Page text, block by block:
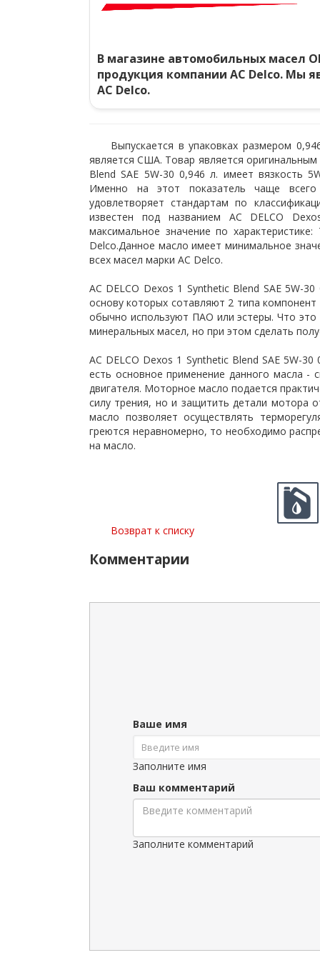
В магазине автомобильных масел
продукция компании AC Delco. Мы
AC Delco.
Выпускается в упаковках размером
является США. Товар является
Blend SAE 5W-30 0,946 л. имеет вязкость
Именно на этот показатель чаще
удовлетворяет стандартам по
известен под названием AC DELCO
максимальное значение по
Delco.Данное масло имеет минимальное
всех масел марки AC Delco.
AC DELCO Dexos 1 Synthetic Blend SAE 5W-
основу которых сотавляют 2 типа компонент
обычно используют ПАО или эстеры. Что это
минеральных масел, но при этом сделать
AC DELCO Dexos 1 Synthetic Blend SAE 5W-
есть основное применение данного масла -
двигателя. Моторное масло подается
силу трения, но и защитить детали мотора
масло позволяет осуществлять
греются неравномерно, то необходимо
на масло.
Возврат к списку
Комментарии
Ваше имя
Заполните имя
Ваш комментарий
Заполните комментарий